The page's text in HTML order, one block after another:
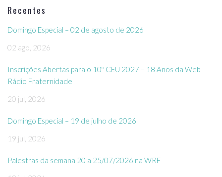
Recentes
Domingo Especial – 02 de agosto de 2026
02 ago, 2026
Inscrições Abertas para o 10º CEU 2027 – 18 Anos da Web
Rádio Fraternidade
20 jul, 2026
Domingo Especial – 19 de julho de 2026
19 jul, 2026
Palestras da semana 20 a 25/07/2026 na WRF